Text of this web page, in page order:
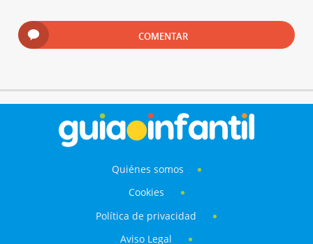
COMENTAR
Quiénes somos
Cookies
Política de privacidad
Aviso Legal